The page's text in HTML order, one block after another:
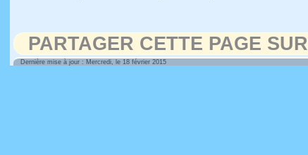
PARTAGER CETTE PAGE SUR
Dernière mise à jour : Mercredi, le 18 février 2015